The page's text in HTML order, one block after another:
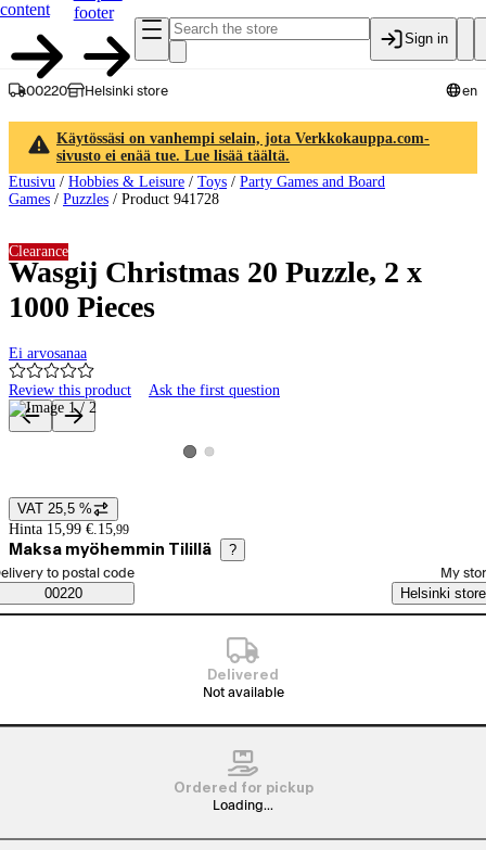
content
footer
Sign in
00220 Helsinki store en
Käytössäsi on vanhempi selain, jota Verkkokauppa.com-
sivusto ei enää tue. Lue lisää täältä.
Etusivu / Hobbies & Leisure / Toys / Party Games and Board
Games / Puzzles / Product 941728
Wasgij Christmas 20 Puzzle, 2 x
1000 Pieces
Ei arvosanaa
Review this product Ask the first question
Clearance
Product images and videos
View product image 1
View product image 2
Price details
VAT 25,5 %
Hinta 15,99 €. 15,99
Maksa myöhemmin Tilillä ?
Saatavuustiedot
order method
to postal code
00220
My
Helsinki store
Delivered
Not available
Ordered for pickup
Loading...